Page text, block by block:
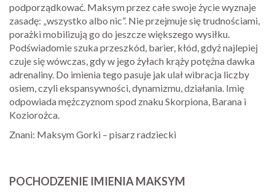
podporządkować. Maksym przez całe swoje życie wyznaje
zasadę: „wszystko albo nic”. Nie przejmuje się trudnościami,
porażki mobilizują go do jeszcze większego wysiłku.
Podświadomie szuka przeszkód, barier, kłód, gdyż najlepiej
czuje się wówczas, gdy w jego żyłach krąży potężna dawka
adrenaliny. Do imienia tego pasuje jak ulał wibracja liczby
osiem, czyli ekspansywności, dynamizmu, działania. Imię
odpowiada mężczyznom spod znaku Skorpiona, Barana i
Koziorożca.
Znani: Maksym Gorki – pisarz radziecki
POCHODZENIE IMIENIA MAKSYM